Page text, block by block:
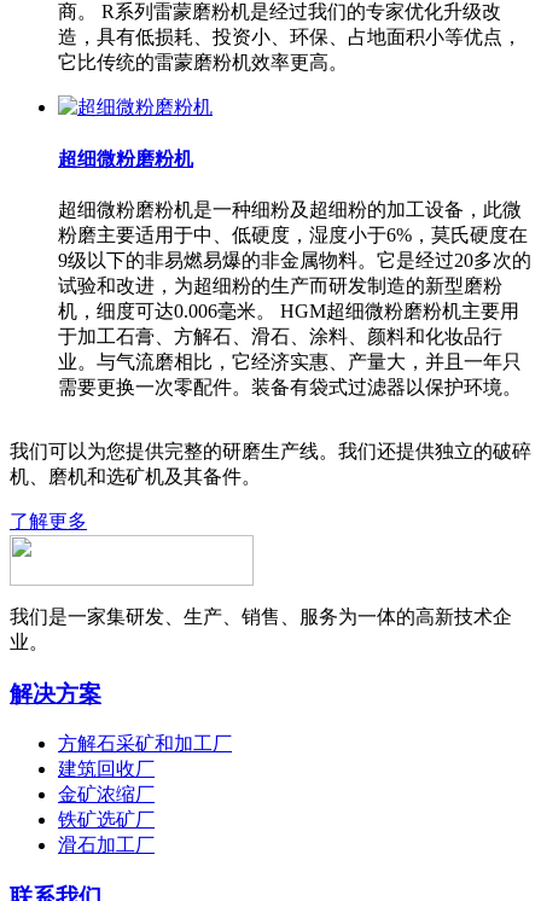
商。 R系列雷蒙磨粉机是经过我们的专家优化升级改
造，具有低损耗、投资小、环保、占地面积小等优点，
它比传统的雷蒙磨粉机效率更高。
超细微粉磨粉机
超细微粉磨粉机是一种细粉及超细粉的加工设备，此微
粉磨主要适用于中、低硬度，湿度小于6%，莫氏硬度在
9级以下的非易燃易爆的非金属物料。它是经过20多次的
试验和改进，为超细粉的生产而研发制造的新型磨粉
机，细度可达0.006毫米。 HGM超细微粉磨粉机主要用
于加工石膏、方解石、滑石、涂料、颜料和化妆品行
业。与气流磨相比，它经济实惠、产量大，并且一年只
需要更换一次零配件。装备有袋式过滤器以保护环境。
我们可以为您提供完整的研磨生产线。我们还提供独立的破碎
机、磨机和选矿机及其备件。
了解更多
我们是一家集研发、生产、销售、服务为一体的高新技术企
业。
解决方案
方解石采矿和加工厂
建筑回收厂
金矿浓缩厂
铁矿选矿厂
滑石加工厂